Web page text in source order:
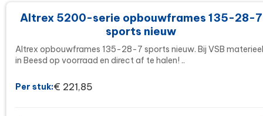
Altrex 5200-serie opbouwframes 135-28-7
sports nieuw
Altrex opbouwframes 135-28-7 sports nieuw. Bij VSB materieel
in Beesd op voorraad en direct af te halen! ..
Per stuk:€ 221,85